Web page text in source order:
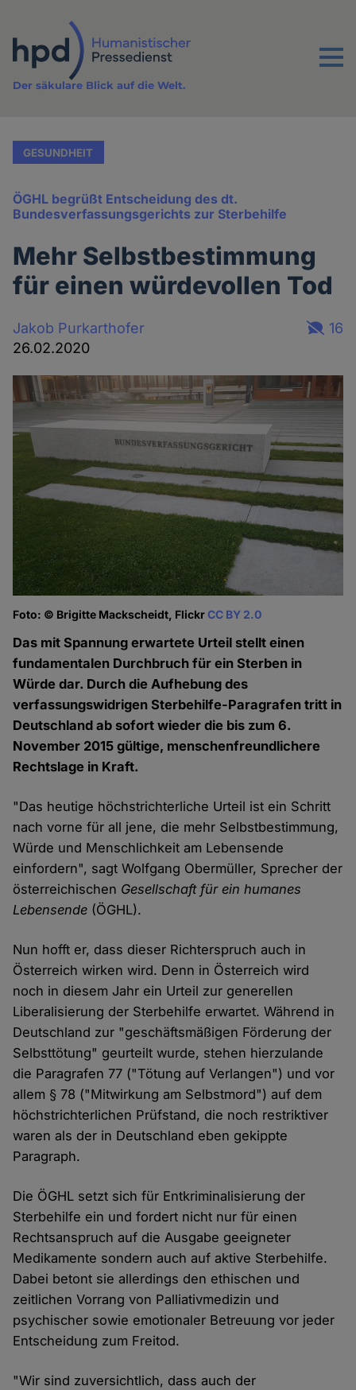
Inhalt
Menu
Der säkulare Blick auf die Welt.
GESUNDHEIT
ÖGHL begrüßt Entscheidung des dt.
Bundesverfassungsgerichts zur Sterbehilfe
Mehr Selbstbestimmung
für einen würdevollen Tod
Jakob Purkarthofer
26.02.2020
16
Foto: © Brigitte Mackscheidt, FlickrCC BY 2.0
Das mit Spannung erwartete Urteil stellt einen
fundamentalen Durchbruch für ein Sterben in
Würde dar. Durch die Aufhebung des
verfassungswidrigen Sterbehilfe-Paragrafen tritt in
Deutschland ab sofort wieder die bis zum 6.
November 2015 gültige, menschenfreundlichere
Rechtslage in Kraft.
"Das heutige höchstrichterliche Urteil ist ein Schritt
nach vorne für all jene, die mehr Selbstbestimmung,
Würde und Menschlichkeit am Lebensende
einfordern", sagt Wolfgang Obermüller, Sprecher der
österreichischen Gesellschaft für ein humanes
Lebensende (ÖGHL).
Nun hofft er, dass dieser Richterspruch auch in
Österreich wirken wird. Denn in Österreich wird
noch in diesem Jahr ein Urteil zur generellen
Liberalisierung der Sterbehilfe erwartet. Während in
Deutschland zur "geschäftsmäßigen Förderung der
Selbsttötung" geurteilt wurde, stehen hierzulande
die Paragrafen 77 ("Tötung auf Verlangen") und vor
allem § 78 ("Mitwirkung am Selbstmord") auf dem
höchstrichterlichen Prüfstand, die noch restriktiver
waren als der in Deutschland eben gekippte
Paragraph.
Die ÖGHL setzt sich für Entkriminalisierung der
Sterbehilfe ein und fordert nicht nur für einen
Rechtsanspruch auf die Ausgabe geeigneter
Medikamente sondern auch auf aktive Sterbehilfe.
Dabei betont sie allerdings den ethischen und
zeitlichen Vorrang von Palliativmedizin und
psychischer sowie emotionaler Betreuung vor jeder
Entscheidung zum Freitod.
"Wir sind zuversichtlich, dass auch der